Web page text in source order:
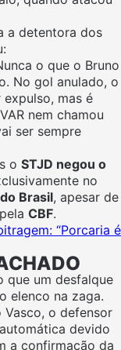
a detentora dos
o que o Bruno
No gol anulado, o
mas é
nem chamou
ser sempre
o STJD negou o
no
Brasil, apesar de
CBF.
“Porcaria é
que um desfalque
elenco na zaga.
o defensor
devido
a confirmação da